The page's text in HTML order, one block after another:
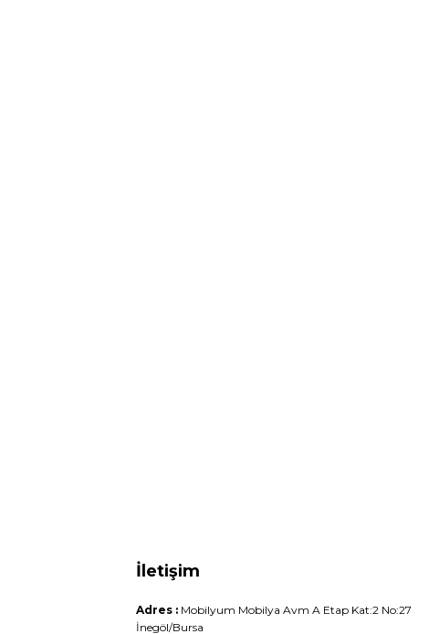
İletişim
Adres : Mobilyum Mobilya Avm A Etap Kat:2 No:27
İnegöl/Bursa